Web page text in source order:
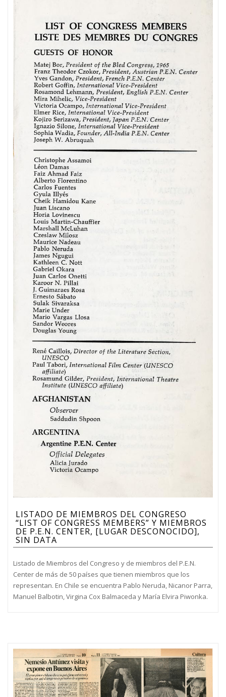
LISTADO DE MIEMBROS DEL CONGRESO
“LIST OF CONGRESS MEMBERS” Y MIEMBROS
DE P.E.N. CENTER, [LUGAR DESCONOCIDO],
SIN DATA
Listado de Miembros del Congreso y de miembros del P.E.N.
Center de más de 50 países que tienen miembros que los
representan. En Chile se encuentra Pablo Neruda, Nicanor Parra,
Manuel Balbotin, Virgina Cox Balmaceda y María Elvira Piwonka.